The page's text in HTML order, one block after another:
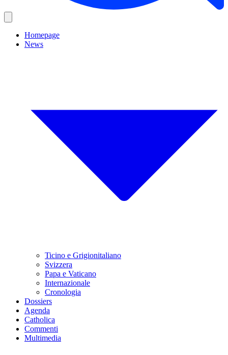
Homepage
News
Ticino e Grigionitaliano
Svizzera
Papa e Vaticano
Internazionale
Cronologia
Dossiers
Agenda
Catholica
Commenti
Multimedia